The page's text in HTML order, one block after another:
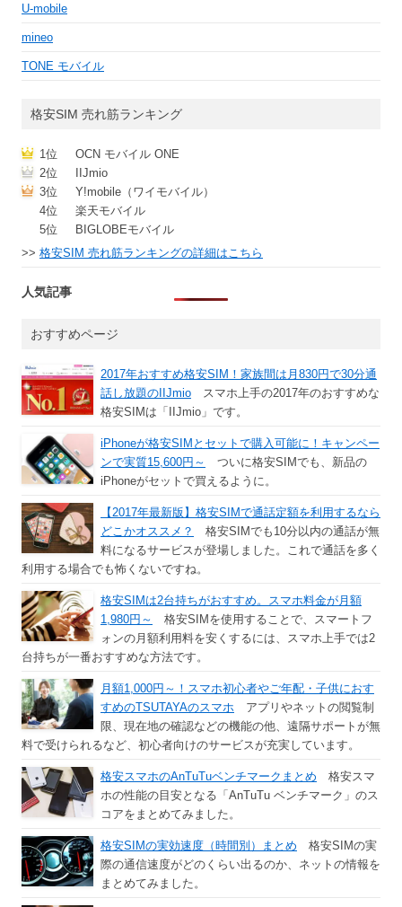
U-mobile
mineo
TONE モバイル
格安SIM 売れ筋ランキング
1位
OCN モバイル ONE
2位
IIJmio
3位
Y!mobile（ワイモバイル）
4位
楽天モバイル
5位
BIGLOBEモバイル
>> 格安SIM 売れ筋ランキングの詳細はこちら
人気記事
おすすめページ
2017年おすすめ格安SIM！家族間は月830円で30分通
話し放題のIIJmio スマホ上手の2017年のおすすめな
格安SIMは「IIJmio」です。
iPhoneが格安SIMとセットで購入可能に！キャンペー
ンで実質15,600円～
ついに格安SIMでも、新品の
iPhoneがセットで買えるように。
【2017年最新版】格安SIMで通話定額を利用するなら
どこかオススメ？
格安SIMでも10分以内の通話が無
料になるサービスが登場しました。これで通話を多く
利用する場合でも怖くないですね。
格安SIMは2台持ちがおすすめ。スマホ料金が月額
1,980円～
格安SIMを使用することで、スマートフ
ォンの月額利用料を安くするには、スマホ上手では2
台持ちが一番おすすめな方法です。
月額1,000円～！スマホ初心者やご年配・子供におす
すめのTSUTAYAのスマホ アプリやネットの閲覧制
限、現在地の確認などの機能の他、遠隔サポートが無
料で受けられるなど、初心者向けのサービスが充実しています。
格安スマホのAnTuTuベンチマークまとめ 格安スマ
ホの性能の目安となる「AnTuTu ベンチマーク」のス
コアをまとめてみました。
格安SIMの実効速度（時間別）まとめ 格安SIMの実
際の通信速度がどのくらい出るのか、ネットの情報を
まとめてみました。